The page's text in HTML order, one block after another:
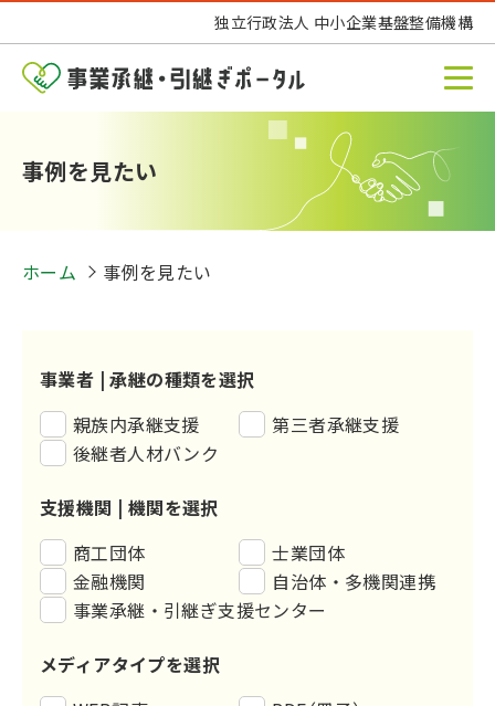
独立行政法人 中小企業基盤整備機構
事例を見たい
ホーム 事例を見たい
事業者 |承継の種類を選択
親族内承継支援
第三者承継支援
後継者人材バンク
支援機関 | 機関を選択
商工団体
士業団体
金融機関
自治体・多機関連携
事業承継・引継ぎ支援センター
メディアタイプを選択